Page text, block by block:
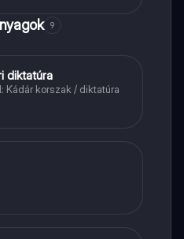
9
diktatúra
Kádár korszak / diktatúra